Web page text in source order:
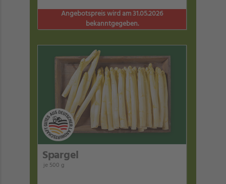
Angebotspreis wird am 31.05.2026
bekanntgegeben.
Spargel
je 500 g